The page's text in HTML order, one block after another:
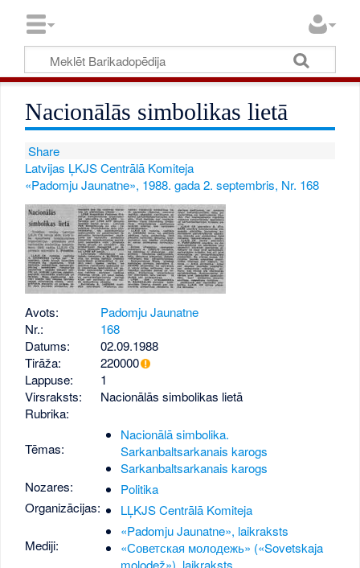
Nacionālās simbolikas lietā
Share
Latvijas ĻKJS Centrālā Komiteja
«Padomju Jaunatne», 1988. gada 2. septembris, Nr. 168
Avots:
Padomju Jaunatne
Nr.:
168
Datums:
02.09.1988
Tirāža:
220000
Lappuse:
1
Virsraksts:
Nacionālās simbolikas lietā
Rubrika:
Tēmas:
Nacionālā simbolika.
Sarkanbaltsarkanais karogs
Sarkanbaltsarkanais karogs
Nozares:
Politika
Organizācijas:
LĻKJS Centrālā Komiteja
Mediji:
«Padomju Jaunatne», laikraksts
«Советская молодежь» («Sovetskaja
molodež»), laikraksts